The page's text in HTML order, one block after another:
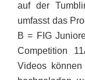
auf der
umfasst das
B = FIG
Competition
Videos